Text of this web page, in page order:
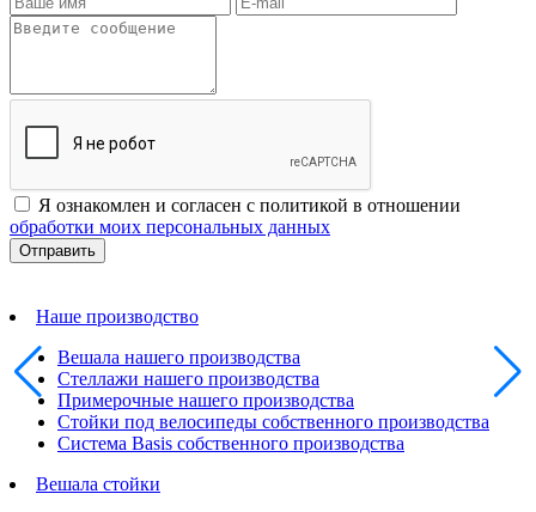
Я ознакомлен и согласен с политикой в отношении
обработки моих персональных данных
Наше производство
Вешала нашего производства
Стеллажи нашего производства
Примерочные нашего производства
Стойки под велосипеды собственного производства
Система Basis собственного производства
Вешала стойки